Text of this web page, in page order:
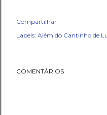
Compartilhar
Labels: Além do Cantinho de
COMENTÁRIOS